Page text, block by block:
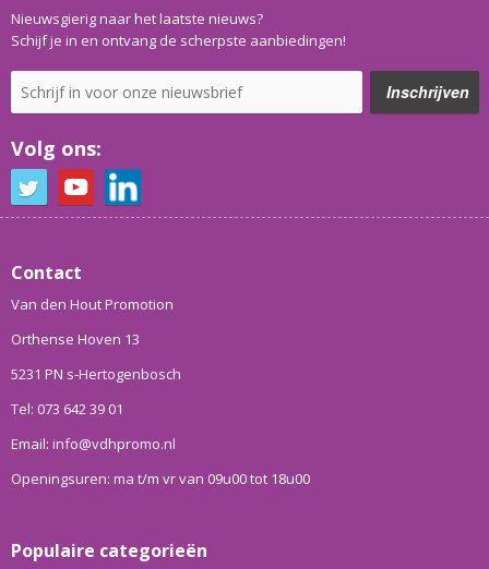
Nieuwsgierig naar het laatste nieuws?
Schijf je in en ontvang de scherpste aanbiedingen!
Volg ons:
Contact
Van den Hout Promotion
Orthense Hoven 13
5231 PN s-Hertogenbosch
Tel: 073 642 39 01
Email: info@vdhpromo.nl
Openingsuren: ma t/m vr van 09u00 tot 18u00
Populaire categorieën